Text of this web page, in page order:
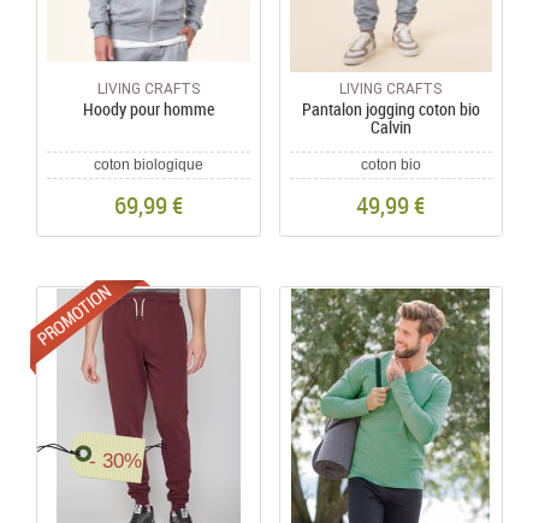
LIVING CRAFTS
Hoody pour homme
coton biologique
69,99 €
LIVING CRAFTS
Pantalon jogging coton bio
Calvin
coton bio
49,99 €
Promotions
- 30%